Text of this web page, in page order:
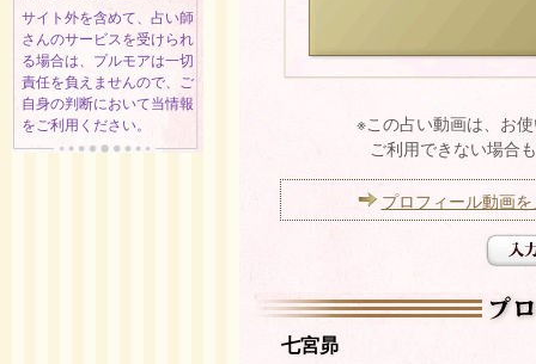
※この占い動画は、お
ご利用できない場合
プロフィール動画
七宮昴
サイト外を含めて、占い師
さんのサービスを受けられ
る場合は、プルモアは一切
責任を負えませんので、ご
自身の判断において当情報
をご利用ください。